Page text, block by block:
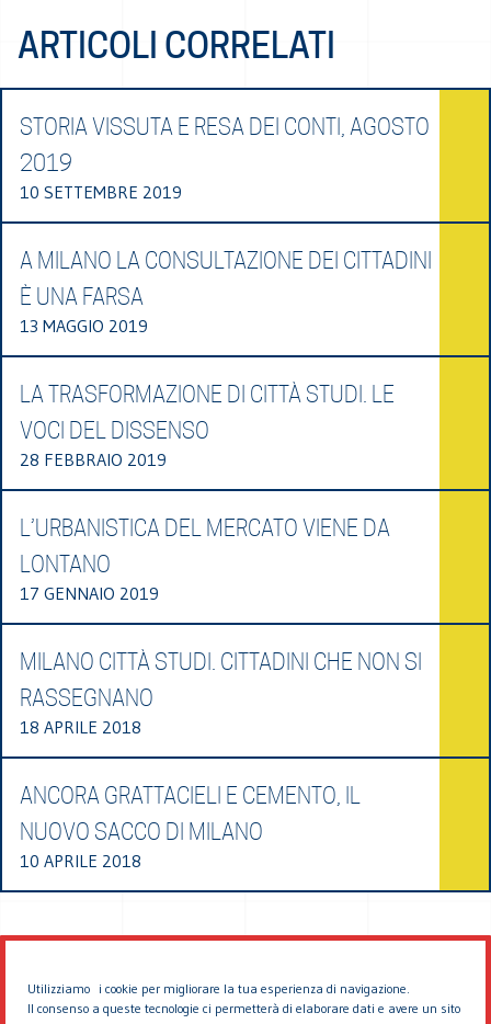
Utilizziamo i cookie per migliorare la tua esperienza di navigazione.
Il consenso a queste tecnologie ci permetterà di elaborare dati e avere un sito
ARTICOLI CORRELATI
STORIA VISSUTA E RESA DEI CONTI, AGOSTO
2019
10 SETTEMBRE 2019
A MILANO LA CONSULTAZIONE DEI CITTADINI
È UNA FARSA
13 MAGGIO 2019
LA TRASFORMAZIONE DI CITTÀ STUDI. LE
VOCI DEL DISSENSO
28 FEBBRAIO 2019
L’URBANISTICA DEL MERCATO VIENE DA
LONTANO
17 GENNAIO 2019
MILANO CITTÀ STUDI. CITTADINI CHE NON SI
RASSEGNANO
18 APRILE 2018
ANCORA GRATTACIELI E CEMENTO, IL
NUOVO SACCO DI MILANO
10 APRILE 2018